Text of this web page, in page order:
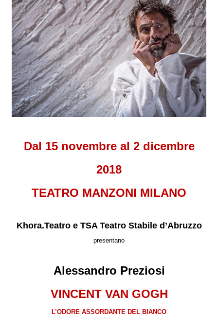
Dal 15 novembre al 2 dicembre
2018
TEATRO MANZONI MILANO
Khora.Teatro e TSA Teatro Stabile d’Abruzzo
presentano
Alessandro Preziosi
VINCENT VAN GOGH
L’ODORE ASSORDANTE DEL BIANCO